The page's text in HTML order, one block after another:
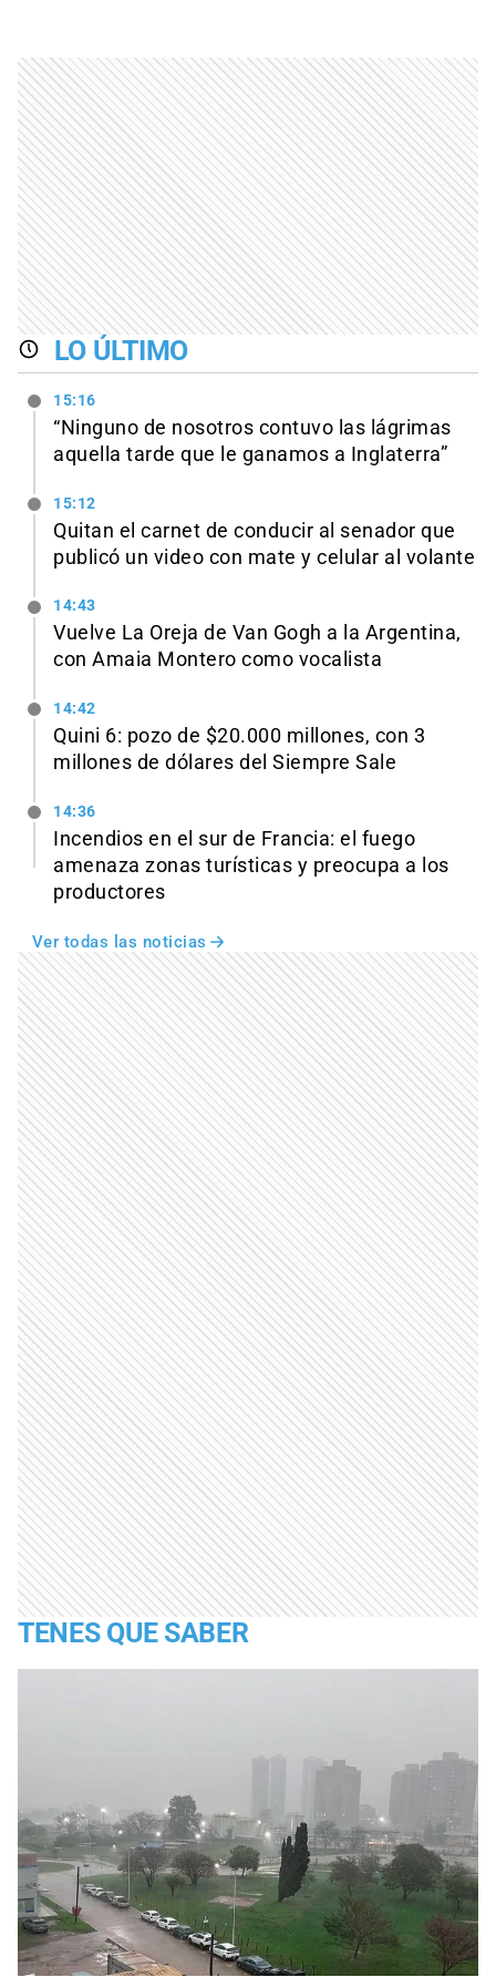
LO ÚLTIMO
15:16
“Ninguno de nosotros contuvo las lágrimas
aquella tarde que le ganamos a Inglaterra”
15:12
Quitan el carnet de conducir al senador que
publicó un video con mate y celular al volante
14:43
Vuelve La Oreja de Van Gogh a la Argentina,
con Amaia Montero como vocalista
14:42
Quini 6: pozo de $20.000 millones, con 3
millones de dólares del Siempre Sale
14:36
Incendios en el sur de Francia: el fuego
amenaza zonas turísticas y preocupa a los
productores
Ver todas las noticias
TENES QUE SABER